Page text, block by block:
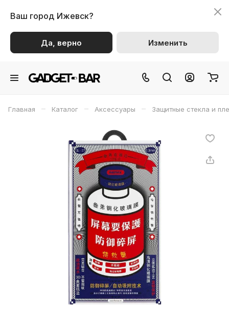
Ваш город Ижевск?
Да, верно Изменить
Главная – Каталог – Аксессуары – Защитные стекла и